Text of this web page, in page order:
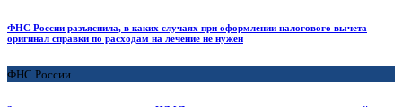
ФНС России разъяснила, в каких случаях при оформлении налогового вычета
оригинал справки по расходам на лечение не нужен
ФНС России